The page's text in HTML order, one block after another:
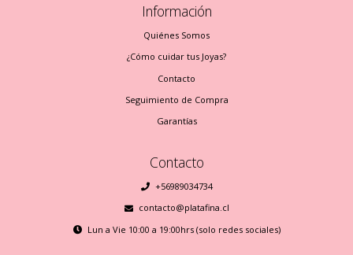
Información
Quiénes Somos
¿Cómo cuidar tus Joyas?
Contacto
Seguimiento de Compra
Garantías
Contacto
+56989034734
contacto@platafina.cl
Lun a Vie 10:00 a 19:00hrs (solo redes sociales)